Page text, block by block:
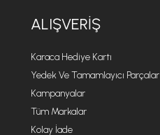
ALIŞVERIŞ
Karaca Hediye Kartı
Yedek Ve Tamamlayıcı Parçalar
Kampanyalar
Tüm Markalar
Kolay İade